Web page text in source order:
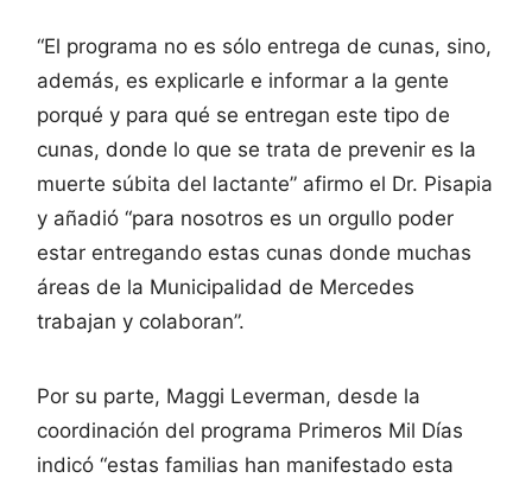
“El programa no es sólo entrega de cunas, sino,
además, es explicarle e informar a la gente
porqué y para qué se entregan este tipo de
cunas, donde lo que se trata de prevenir es la
muerte súbita del lactante” afirmo el Dr. Pisapia
y añadió “para nosotros es un orgullo poder
estar entregando estas cunas donde muchas
áreas de la Municipalidad de Mercedes
trabajan y colaboran”.
Por su parte, Maggi Leverman, desde la
coordinación del programa Primeros Mil Días
indicó “estas familias han manifestado esta